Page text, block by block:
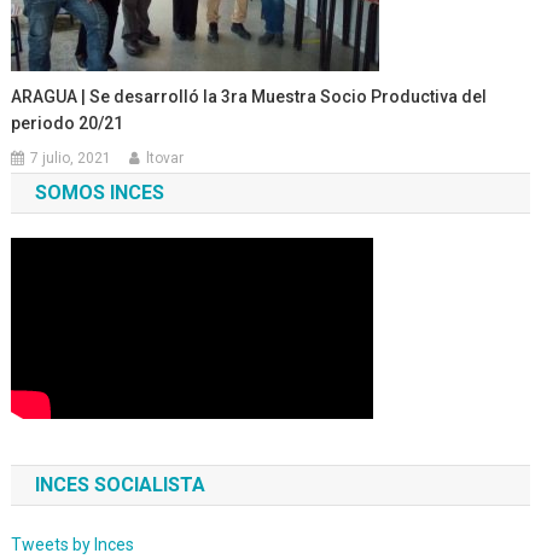
ARAGUA | Se desarrolló la 3ra Muestra Socio Productiva del
periodo 20/21
7 julio, 2021 ltovar
SOMOS INCES
INCES SOCIALISTA
Tweets by Inces